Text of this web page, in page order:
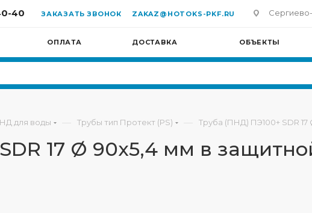
40 ЗАКАЗАТЬ ЗВОНОК ZAKAZ@HOTOKS-PKF.RU Сергиево-
ОПЛАТА ДОСТАВКА ОБЪЕКТЫ
для воды — Трубы тип Протект (PS) — Труба (ПНД) ПЭ100+ SDR
17 Ø 90х5,4 мм в